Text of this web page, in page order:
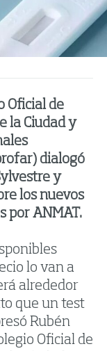
Oficial de
la Ciudad y
dialogó
y
los nuevos
por ANMAT.
lo van a
alrededor
que un test
Rubén
Oficial de